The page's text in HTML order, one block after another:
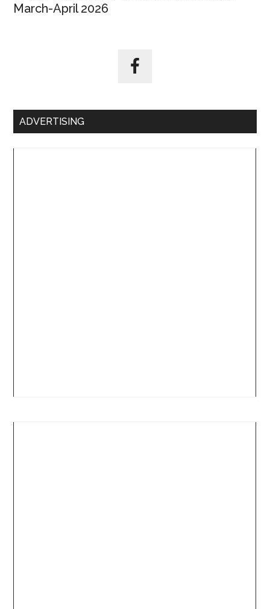
March-April 2026
ADVERTISING